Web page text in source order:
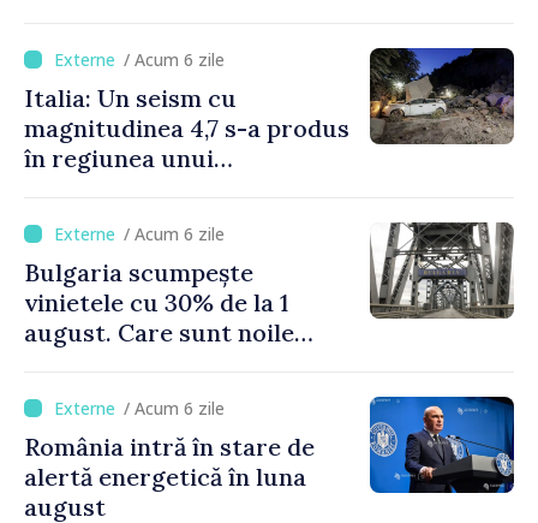
/ Acum 6 zile
Italia: Un seism cu
magnitudinea 4,7 s-a produs
în regiunea unui
de Napoli
/ Acum 6 zile
Bulgaria scumpește
vinietele cu 30% de la 1
august. Care sunt noile
/ Acum 6 zile
România intră în stare de
alertă energetică în luna
august